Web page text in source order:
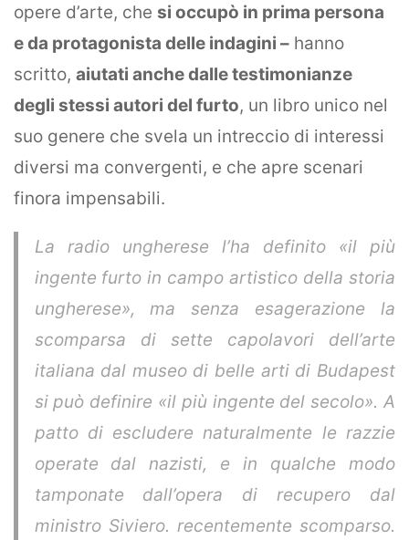
opere d’arte, che si occupò in prima persona
e da protagonista delle indagini – hanno
scritto, aiutati anche dalle testimonianze
degli stessi autori del furto, un libro unico nel
suo genere che svela un intreccio di interessi
diversi ma convergenti, e che apre scenari
finora impensabili.
La radio ungherese l’ha definito «il più
ingente furto in campo artistico della storia
ungherese», ma senza esagerazione la
scomparsa di sette capolavori dell’arte
italiana dal museo di belle arti di Budapest
si può definire «il più ingente del secolo». A
patto di escludere naturalmente le razzie
operate dal nazisti, e in qualche modo
tamponate dall’opera di recupero dal
ministro Siviero. recentemente scomparso.